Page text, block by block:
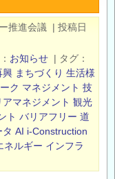
推進会議 | 投稿日
お知らせ | タグ
興 まちづくり 生活様
ク マネジメント 技
アマネジメント 観光
ト バリアフリー 道
タ AI i-Construction
ネルギー インフラ